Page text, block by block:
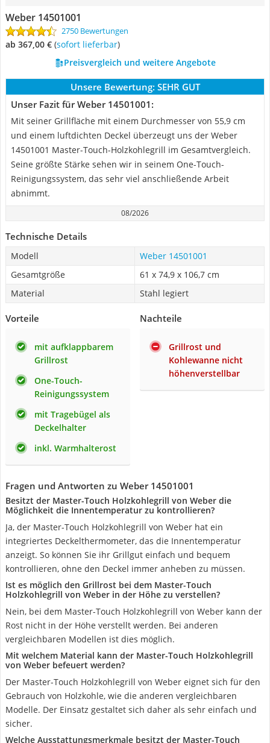
Weber 14501001
2750 Bewertungen
ab 367,00 € ( Sofort lieferbar)
Preisvergleich und weitere Angebote
Unsere Bewertung: SEHR GUT
Unser Fazit für Weber 14501001:
Mit seiner Grillfläche mit einem Durchmesser von 55,9 cm
und einem luftdichten Deckel überzeugt uns der Weber
14501001 Master-Touch-Holzkohlegrill im Gesamtvergleich.
Seine größte Stärke sehen wir in seinem One-Touch-
Reinigungssystem, das sehr viel anschließende Arbeit
abnimmt.
08/2026
Technische Details
Modell
Weber 14501001
Gesamtgröße
61 x 74,9 x 106,7 cm
Material
Stahl legiert
Vorteile
mit aufklappbarem
Grillrost
One-Touch-
Reinigungssystem
mit Tragebügel als
Deckelhalter
inkl. Warmhalterost
Nachteile
Grillrost und
Kohlewanne nicht
höhenverstellbar
Fragen und Antworten zu Weber 14501001
Besitzt der Master-Touch Holzkohlegrill von Weber die
Möglichkeit die Innentemperatur zu kontrollieren?
Ja, der Master-Touch Holzkohlegrill von Weber hat ein
integriertes Deckelthermometer, das die Innentemperatur
anzeigt. So können Sie ihr Grillgut einfach und bequem
kontrollieren, ohne den Deckel immer anheben zu müssen.
Ist es möglich den Grillrost bei dem Master-Touch
Holzkohlegrill von Weber in der Höhe zu verstellen?
Nein, bei dem Master-Touch Holzkohlegrill von Weber kann der
Rost nicht in der Höhe verstellt werden. Bei anderen
vergleichbaren Modellen ist dies möglich.
Mit welchem Material kann der Master-Touch Holzkohlegrill
von Weber befeuert werden?
Der Master-Touch Holzkohlegrill von Weber eignet sich für den
Gebrauch von Holzkohle, wie die anderen vergleichbaren
Modelle. Der Einsatz gestaltet sich daher als sehr einfach und
sicher.
Welche Ausstattungsmerkmale besitzt der Master-Touch